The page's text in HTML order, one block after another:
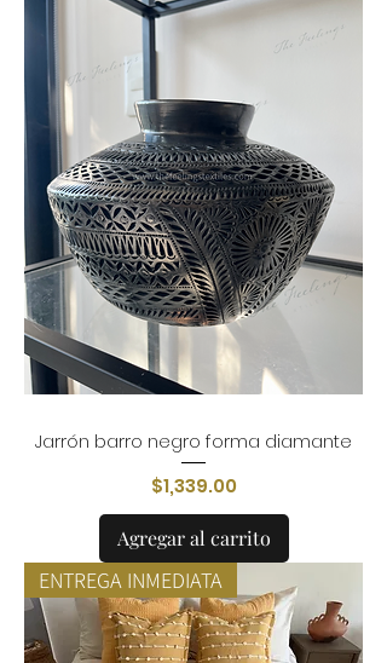
Jarrón barro negro forma diamante
Precio
$1,339.00
Agregar al carrito
ENTREGA INMEDIATA